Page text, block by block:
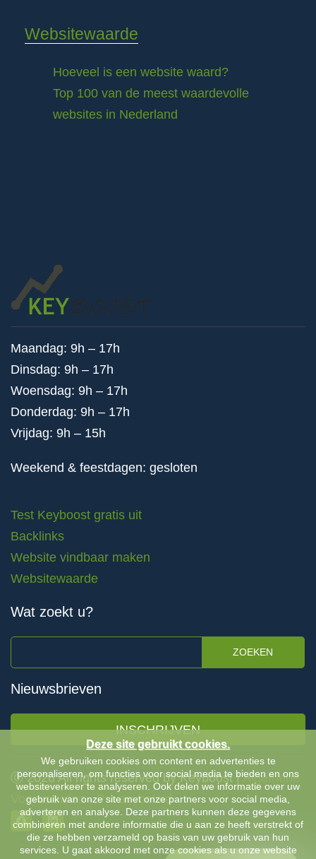
Websitewaarde
Hoeveel is een website waard?
Top 100 van de meest waardevolle
websites in Nederland
Maandag: 9h – 17h
Dinsdag: 9h – 17h
Woensdag: 9h – 17h
Donderdag: 9h – 17h
Vrijdag: 9h – 15h
Weekend & feestdagen: gesloten
Test Keyboost gratis uit
Backlinks
Website vindbaar maken
Websitewaarde
Wat zoekt u?
ZOEKEN
Nieuwsbrieven
INSCHRIJVEN
Ⓒ 2026 All rights reserved by Keyboost |Algemene
Voorwaarden-Privacybeleid
Deze site gebruikt cookies.
We gebruiken cookies om content en advertenties te
personaliseren, om functies voor social media te bieden en ons
websiteverkeer te analyseren. Ook delen we informatie over uw
gebruik van onze site met onze partners voor social media,
adverteren en analyse. Deze partners kunnen deze gegevens
combineren met andere informatie die u aan ze heeft verstrekt of
die ze hebben verzameld op basis van uw gebruik van hun
services. U gaat akkoord met onze cookies als u onze website